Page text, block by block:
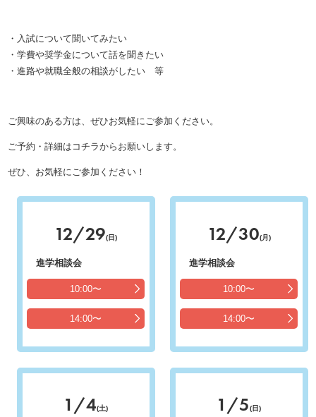
・入試について聞いてみたい
・学費や奨学金について話を聞きたい
・進路や就職全般の相談がしたい 等
ご興味のある方は、ぜひお気軽にご参加ください。
ご予約・詳細はコチラからお願いします。
ぜひ、お気軽にご参加ください！
12/29(日)
進学相談会
10:00〜
14:00〜
12/30(月)
進学相談会
10:00〜
14:00〜
1/4(土) 1/5(日)